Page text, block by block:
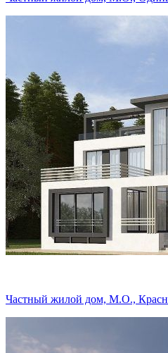
Частный жилой дом, М.О.,